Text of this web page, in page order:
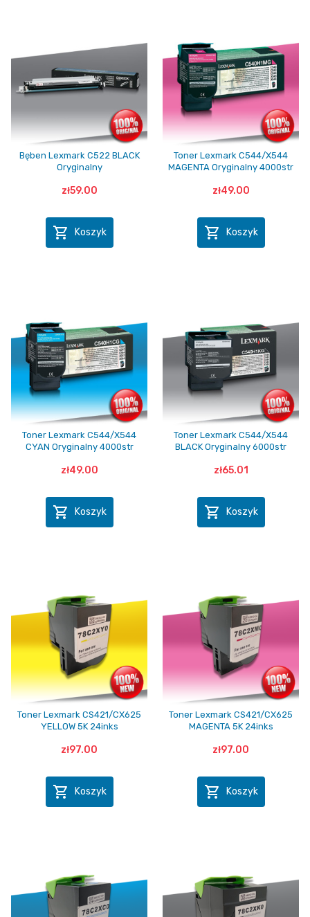
Bęben Lexmark C522 BLACK
Oryginalny
zł59.00
 Koszyk
Toner Lexmark C544/X544
MAGENTA Oryginalny 4000str
zł49.00
 Koszyk
Toner Lexmark C544/X544
CYAN Oryginalny 4000str
zł49.00
 Koszyk
Toner Lexmark C544/X544
BLACK Oryginalny 6000str
zł65.01
 Koszyk
Toner Lexmark CS421/CX625
YELLOW 5K 24inks
zł97.00
 Koszyk
Toner Lexmark CS421/CX625
MAGENTA 5K 24inks
zł97.00
 Koszyk